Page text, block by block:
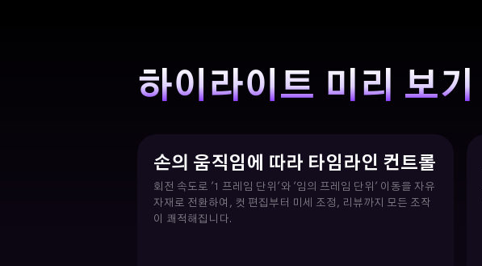
하이라이트 미리 보기
손의 움직임에 따라 타임라인 컨트롤
회전 속도로 '1 프레임 단위'와 '임의 프레임 단위' 이동을 자유
자재로 전환하여, 컷 편집부터 미세 조정, 리뷰까지 모든 조작
이 쾌적해집니다.